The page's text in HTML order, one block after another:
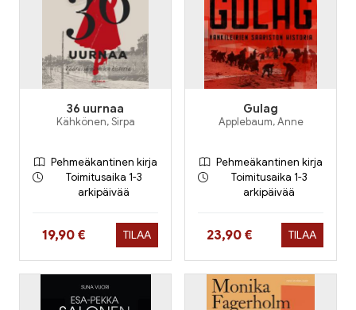
36 uurnaa
Kähkönen, Sirpa
Pehmeäkantinen kirja
Toimitusaika 1-3
arkipäivää
Hinta nyt
19,90 € TILAA
Gulag
Applebaum, Anne
Pehmeäkantinen kirja
Toimitusaika 1-3
arkipäivää
Hinta nyt
23,90 € TILAA